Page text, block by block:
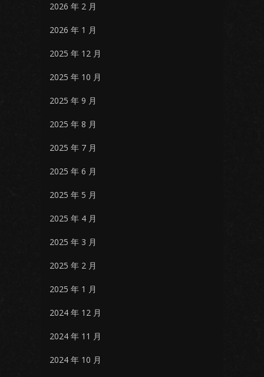
2026 年 2 月
2026 年 1 月
2025 年 12 月
2025 年 10 月
2025 年 9 月
2025 年 8 月
2025 年 7 月
2025 年 6 月
2025 年 5 月
2025 年 4 月
2025 年 3 月
2025 年 2 月
2025 年 1 月
2024 年 12 月
2024 年 11 月
2024 年 10 月